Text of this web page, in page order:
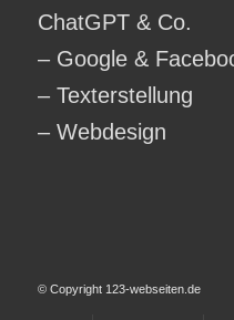
ChatGPT & Co.
– Google &
– Texterstellung
– Webdesign
© Copyright 123-webseiten.de